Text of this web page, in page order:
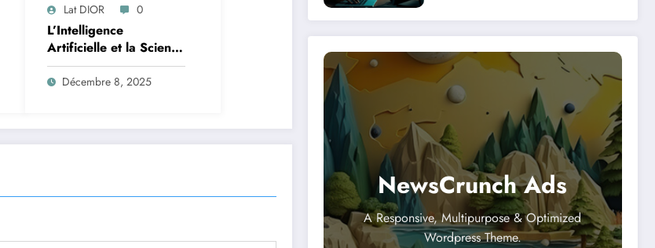
Lat DIOR 0
L’Intelligence
Artificielle et la Science
des Données : Un
Nouveau Front contre
Décembre 8, 2025
révolution numérique
NewsCrunch Ads
A Responsive, Multipurpose & Optimized
Wordpress Theme.